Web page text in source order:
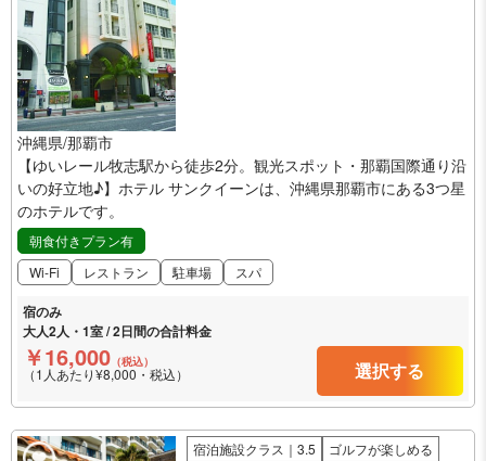
沖縄県/那覇市
【ゆいレール牧志駅から徒歩2分。観光スポット・那覇国際通り沿
いの好立地♪】ホテル サンクイーンは、沖縄県那覇市にある3つ星
のホテルです。
朝食付きプラン有
Wi-Fi
レストラン 駐車場 スパ
宿のみ
大人2人・1室 / 2日間の合計料金
￥16,000 （税込）
（1人あたり¥8,000・税込） 選択する
宿泊施設クラス｜3.5 ゴルフが楽しめる